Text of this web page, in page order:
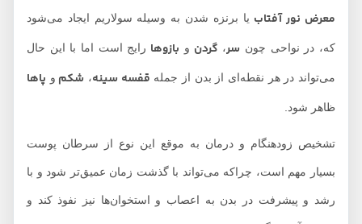
معرض نور آفتابیا برنزه شدن به وسیله سولاریم ایجاد می‌شود
که، در نواحی چونسر، گردنوبازوهارایج است اما با این حال
می‌تواند در هر نقطه‌ای از بدن از جملهقفسه سینه،شکموپاها
ظاهر شود.
تشخیص زودهنگام و درمان به موقع این نوع از سرطان‌ پوست
بسیار مهم است، چراکه می‌تواند با گذشت زمان عمیق‌تر شود و با
رشد و پیشرفت در بدن به اعصاب و استخوان‌ها نیز نفوذ کند و